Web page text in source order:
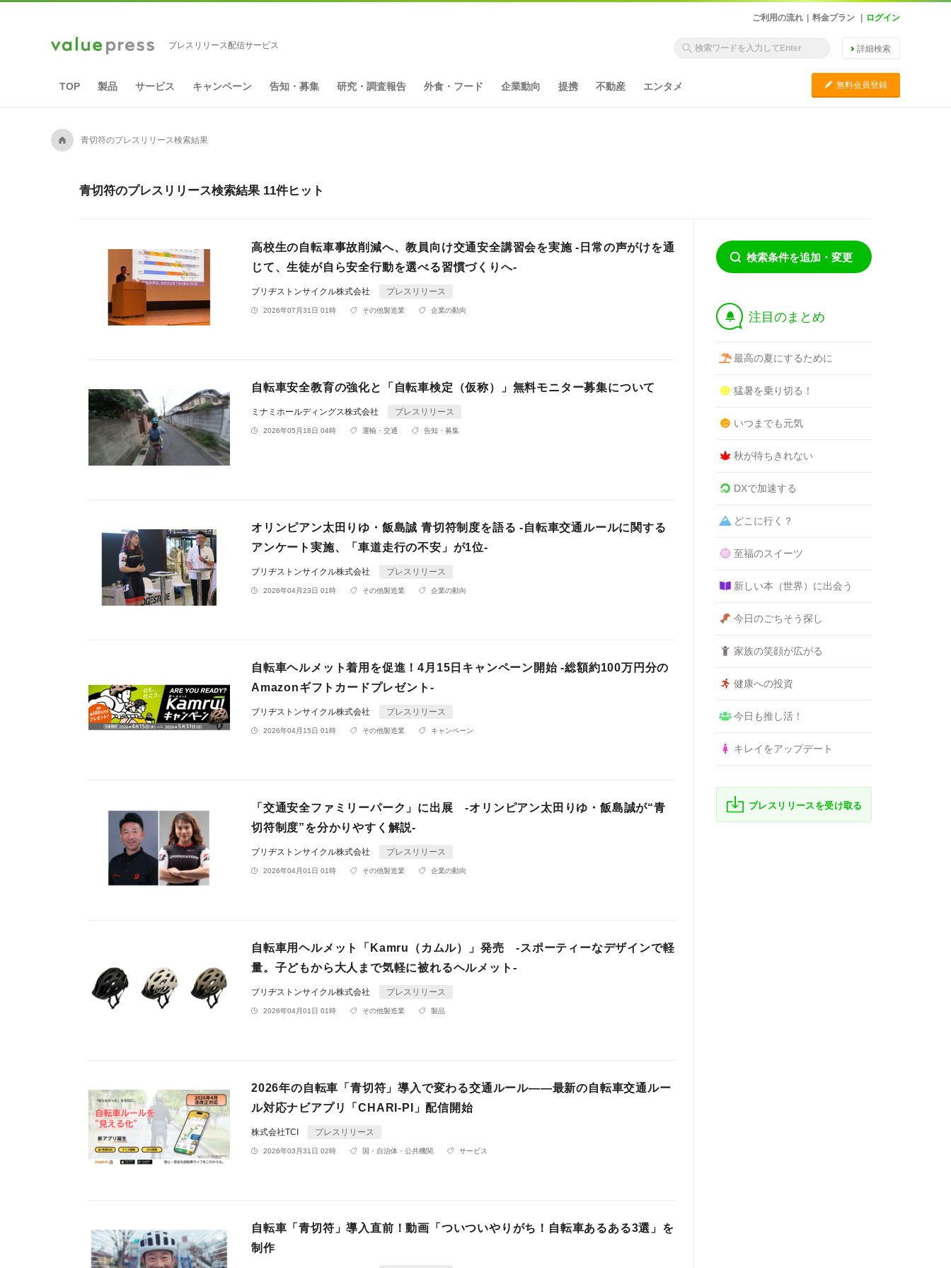
ご利用の流れ 料金プラン ログイン
プレスリリース配信サービス 詳細検索
TOP 製品 サービス キャンペーン 告知・募集 研究・調査報告 外食・フード 企業動向 提携 不動産 エンタメ C 無料会員登録
A 青切符のプレスリリース検索結果
青切符のプレスリリース検索結果 11件ヒット
高校生の自転車事故削減へ、教員向け交通安全講習会を実施 -日常の声がけを通
じて、生徒が自ら安全行動を選べる習慣づくりへ-
ブリヂストンサイクル株式会社 プレスリリース
2026年07月31日 01時 その他製造業 企業の動向
自転車安全教育の強化と「自転車検定（仮称）」無料モニター募集について
ミナミホールディングス株式会社 プレスリリース
2026年05月18日 04時 運輸・交通 告知・募集
オリンピアン太田りゆ・飯島誠 青切符制度を語る -自転車交通ルールに関する
アンケート実施、「車道走行の不安」が1位-
ブリヂストンサイクル株式会社 プレスリリース
2026年04月23日 01時 その他製造業 企業の動向
自転車ヘルメット着用を促進！4月15日キャンペーン開始 -総額約100万円分の
Amazonギフトカードプレゼント-
ブリヂストンサイクル株式会社 プレスリリース
2026年04月15日 01時 その他製造業 キャンペーン
「交通安全ファミリーパーク」に出展 -オリンピアン太田りゆ・飯島誠が“青
切符制度”を分かりやすく解説-
ブリヂストンサイクル株式会社 プレスリリース
2026年04月01日 01時 その他製造業 企業の動向
自転車用ヘルメット「Kamru（カムル）」発売 -スポーティーなデザインで軽
量。子どもから大人まで気軽に被れるヘルメット-
ブリヂストンサイクル株式会社 プレスリリース
2026年04月01日 01時 その他製造業 製品
2026年の自転車「青切符」導入で変わる交通ルール——最新の自転車交通ルー
ル対応ナビアプリ「CHARI-PI」配信開始
株式会社TCI プレスリリース
2026年03月31日 02時 国・自治体・公共機関 サービス
自転車「青切符」導入直前！動画「ついついやりがち！自転車あるある3選」を
制作
検索条件を追加・変更
† 注目のまとめ
最高の夏にするために
猛暑を乗り切る！
いつまでも元気
秋が待ちきれない
DXで加速する
どこに行く？
至福のスイーツ
新しい本（世界）に出会う
今日のごちそう探し
家族の笑顔が広がる
健康への投資
今日も推し活！
キレイをアップデート
プレスリリースを受け取る